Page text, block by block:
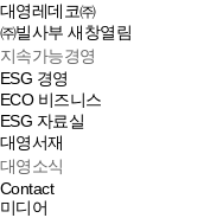
대영레데코㈜
㈜빌사부새창열림
지속가능경영
ESG 경영
ECO 비즈니스
ESG 자료실
대영서재
대영소식
Contact
미디어